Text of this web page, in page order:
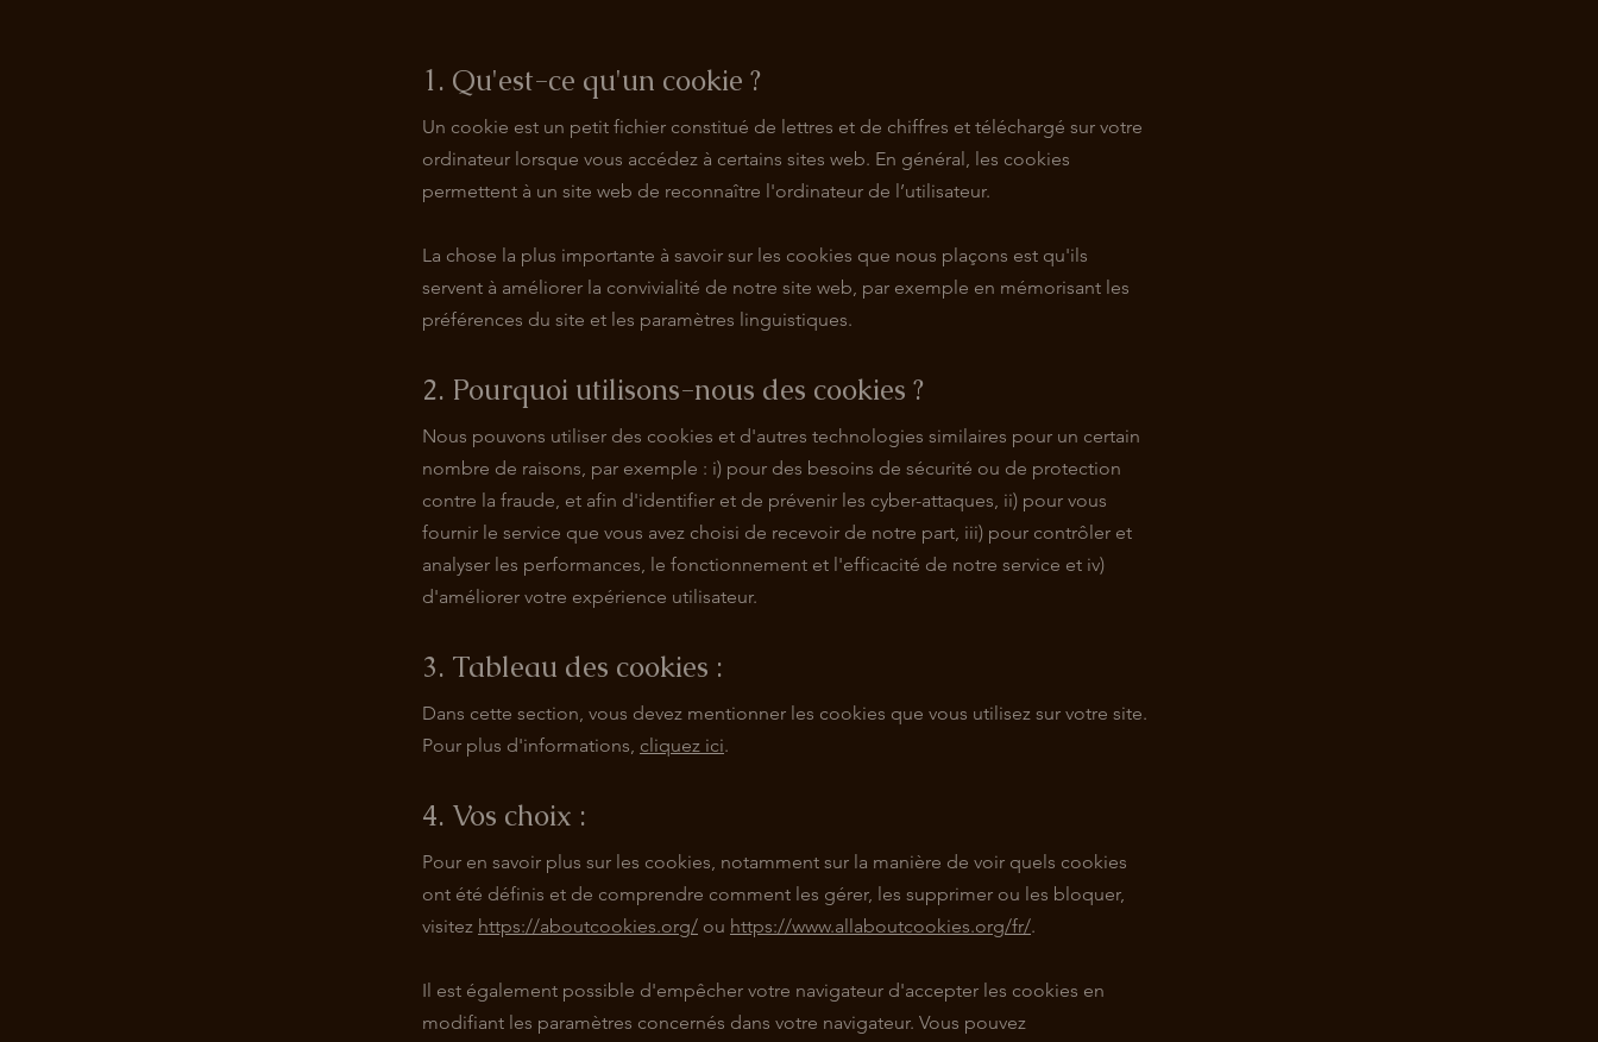
1. Qu'est-ce qu'un cookie ?
Un cookie est un petit fichier constitué de lettres et de chiffres et téléchargé sur votre
ordinateur lorsque vous accédez à certains sites web. En général, les cookies
permettent à un site web de reconnaître l'ordinateur de l’utilisateur.
La chose la plus importante à savoir sur les cookies que nous plaçons est qu'ils
servent à améliorer la convivialité de notre site web, par exemple en mémorisant les
préférences du site et les paramètres linguistiques.
2. Pourquoi utilisons-nous des cookies ?
Nous pouvons utiliser des cookies et d'autres technologies similaires pour un certain
nombre de raisons, par exemple : i) pour des besoins de sécurité ou de protection
contre la fraude, et afin d'identifier et de prévenir les cyber-attaques, ii) pour vous
fournir le service que vous avez choisi de recevoir de notre part, iii) pour contrôler et
analyser les performances, le fonctionnement et l'efficacité de notre service et iv)
d'améliorer votre expérience utilisateur.
3. Tableau des cookies :
Dans cette section, vous devez mentionner les cookies que vous utilisez sur votre site.
Pour plus d'informations, cliquez ici.
4. Vos choix :
Pour en savoir plus sur les cookies, notamment sur la manière de voir quels cookies
ont été définis et de comprendre comment les gérer, les supprimer ou les bloquer,
visitez https://aboutcookies.org/ ou https://www.allaboutcookies.org/fr/.
Il est également possible d'empêcher votre navigateur d'accepter les cookies en
modifiant les paramètres concernés dans votre navigateur. Vous pouvez